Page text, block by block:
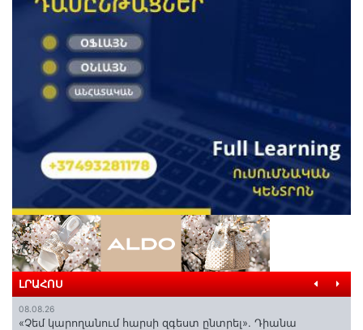
ԼՐԱՀՈՍ
08.08.26
«Չեմ կարողանում հարսի զգեստ ընտրել». Դիանա